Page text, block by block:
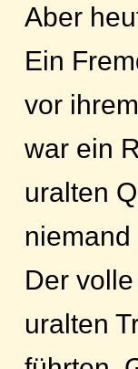
Aber
Ein
vor
war ein
uralten
Der
uralten